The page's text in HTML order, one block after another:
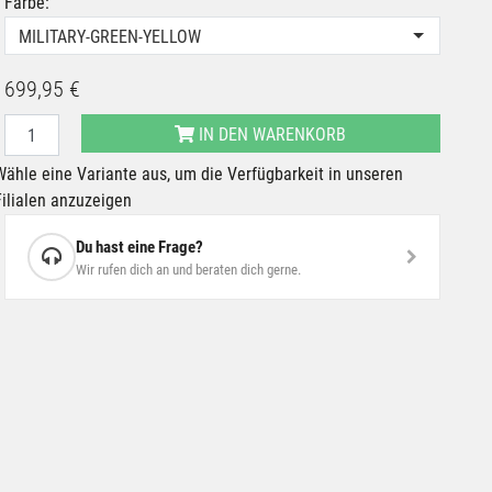
MILITARY-GREEN-YELLOW
699,95 €
IN DEN WARENKORB
eine Variante aus, um die Verfügbarkeit in unseren
anzuzeigen
Du hast eine Frage?
Wir rufen dich an und beraten dich gerne.